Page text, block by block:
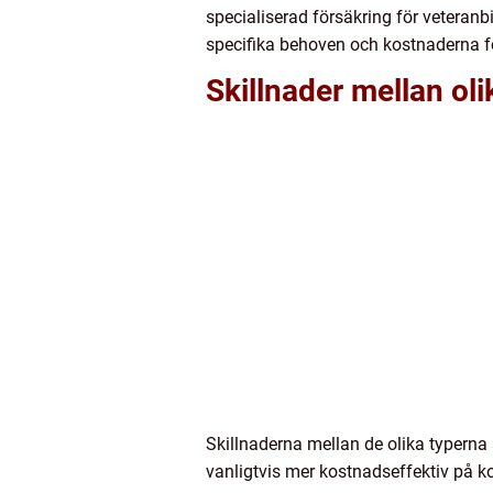
specialiserad försäkring för
specifika behoven och kostnaderna
Skillnader mellan
Skillnaderna mellan de olika
vanligtvis mer kostnadseffektiv på